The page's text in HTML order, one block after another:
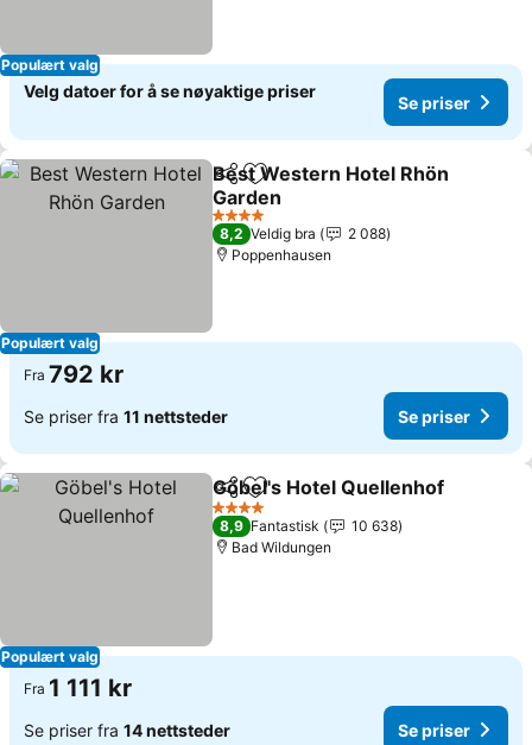
Populært valg
Velg datoer for å se nøyaktige priser
Se priser
Populært valg
Del Legg til i favoritter
Best Western Hotel Rhön
Garden
4 Stjerner
8,2 Veldig bra
2 088
Poppenhausen
Fra 792 kr
Se priser fra 11 nettsteder Se priser
Populært valg
Del Legg til i favoritter
Göbel's Hotel Quellenhof
4 Stjerner
8,9 Fantastisk
10 638
Bad Wildungen
Fra 1 111 kr
Se priser fra 14 nettsteder Se priser